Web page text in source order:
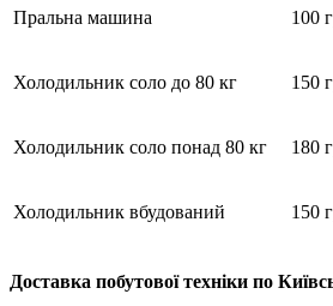
Пральна машина 100
Холодильник соло до 80 кг 150
Холодильник соло понад 80 кг 180
Холодильник вбудований 150
Доставка побутової техніки по